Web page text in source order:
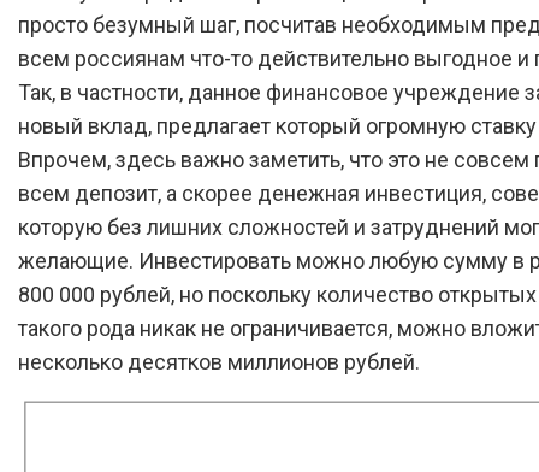
просто безумный шаг, посчитав необходимым
всем россиянам что-то действительно выгодное и
Так, в частности, данное финансовое учреждение
новый вклад, предлагает который огромную
Впрочем, здесь важно заметить, что это не
всем депозит, а скорее денежная инвестиция,
которую без лишних сложностей и затруднений
желающие. Инвестировать можно любую сумму в
800 000 рублей, но поскольку количество
такого рода никак не ограничивается, можно
несколько десятков миллионов рублей.